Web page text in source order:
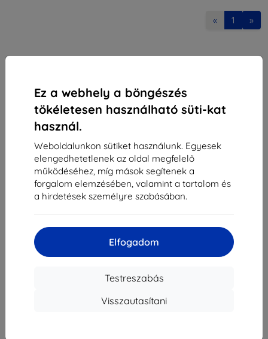
Ez a webhely a böngészés
tökéletesen használható süti-kat
használ.
Weboldalunkon sütiket használunk. Egyesek
elengedhetetlenek az oldal megfelelő
működéséhez, míg mások segítenek a
forgalom elemzésében, valamint a tartalom és
a hirdetések személyre szabásában.
Elfogadom
Testreszabás
Visszautasítani
« 1 »
Shield-Sk s.r.o.
Rudolf Mocka utca 3750/2A
841 04 Bratislava
Cégjegyzékszám:46701494
ÁFA-azonosító:SK2023549671
info@top4mobile.eu